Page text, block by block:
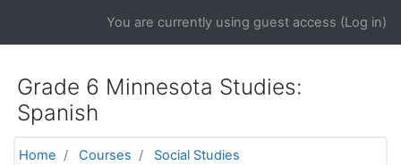
You are currently using guest access (Log in)
Grade 6 Minnesota Studies:
Spanish
Home Courses
Social Studies